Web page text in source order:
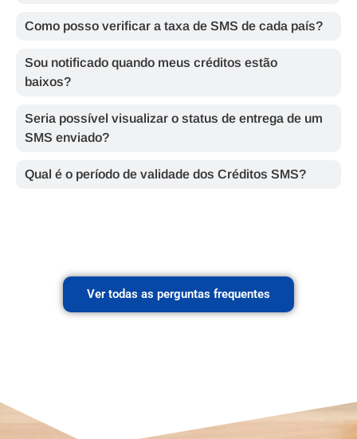
Como posso verificar a taxa de SMS de cada país?
Sou notificado quando meus créditos estão
baixos?
Seria possível visualizar o status de entrega de um
SMS enviado?
Qual é o período de validade dos Créditos SMS?
Ver todas as perguntas frequentes